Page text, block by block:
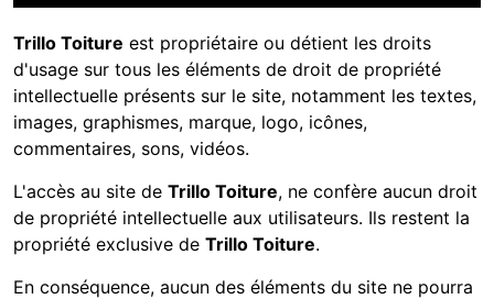
Trillo Toiture est propriétaire ou détient les droits
d'usage sur tous les éléments de droit de propriété
intellectuelle présents sur le site, notamment les textes,
images, graphismes, marque, logo, icônes,
commentaires, sons, vidéos.
L'accès au site de Trillo Toiture, ne confère aucun droit
de propriété intellectuelle aux utilisateurs. Ils restent la
propriété exclusive de Trillo Toiture.
En conséquence, aucun des éléments du site ne pourra